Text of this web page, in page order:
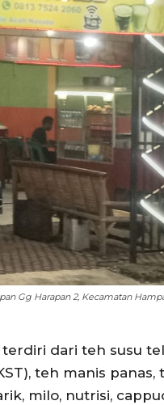
Gg Harapan 2, Kecamatan
dari teh susu
teh manis panas,
milo, nutrisi,